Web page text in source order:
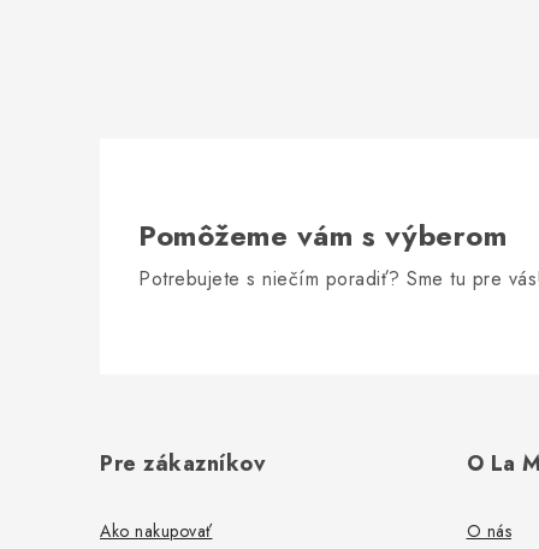
Pomôžeme vám s výberom
Potrebujete s niečím poradiť? Sme tu pre
Pre zákazníkov
Ako nakupovať
O La
O nás